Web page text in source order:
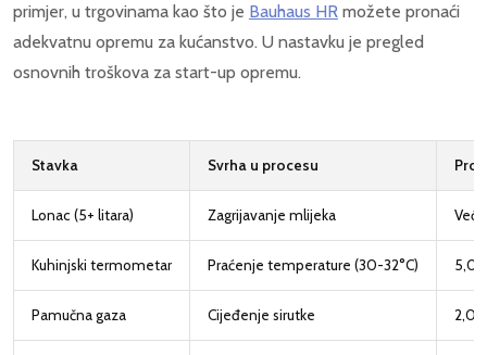
primjer, u trgovinama kao što je Bauhaus HR možete pronaći
adekvatnu opremu za kućanstvo. U nastavku je pregled
osnovnih troškova za start-up opremu.
Stavka Svrha u procesu
Lonac (5+ litara) Zagrijavanje mlijeka Već
Kuhinjski termometar Praćenje temperature (30-32°C)
Pamučna gaza Cijeđenje sirutke